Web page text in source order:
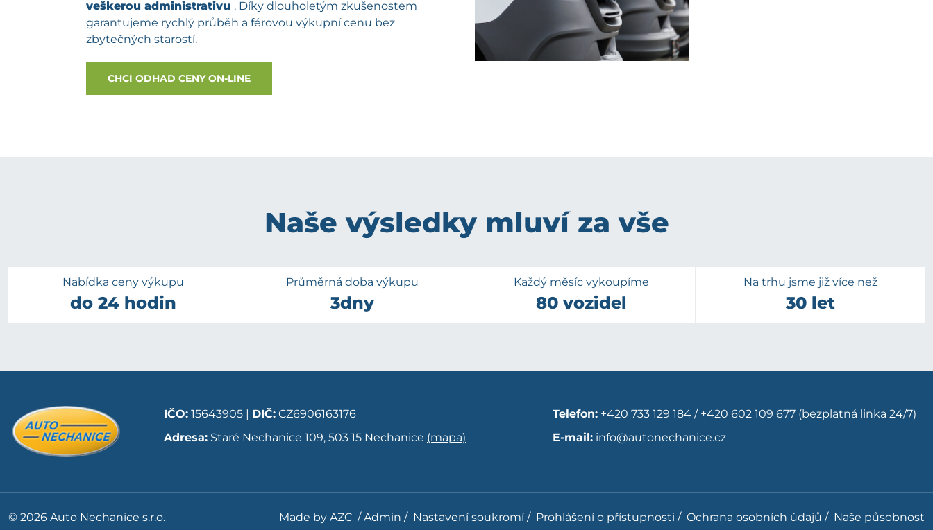
veškerou administrativu . Díky dlouholetým zkušenostem
garantujeme rychlý průběh a férovou výkupní cenu bez
zbytečných starostí.
CHCI ODHAD CENY ON-LINE
Naše výsledky mluví za vše
Nabídka ceny výkupu
do 24 hodin
Průměrná doba výkupu
3dny
Každý měsíc vykoupíme
80 vozidel
Na trhu jsme již více než
30 let
IČO: 15643905 | DIČ: CZ6906163176
Adresa: Staré Nechanice 109, 503 15 Nechanice (mapa)
Telefon: +420 733 129 184 / +420 602 109 677 (bezplatná linka 24/7)
E-mail: info@autonechanice.cz
© 2026 Auto Nechanice s.r.o. Made by AZC /Admin / Nastavení soukromí/ Prohlášení o přístupnosti / Ochrana osobních údajů / Naše působnost